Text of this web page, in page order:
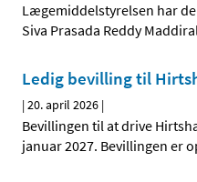
Lægemiddelstyrelsen har
Siva Prasada Reddy
Ledig bevilling til
|20. april 2026 |
Bevillingen til at drive
januar 2027. Bevillingen er